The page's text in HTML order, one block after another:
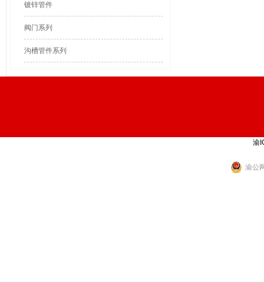
镀锌管件
阀门系列
沟槽管件系列
渝
渝公